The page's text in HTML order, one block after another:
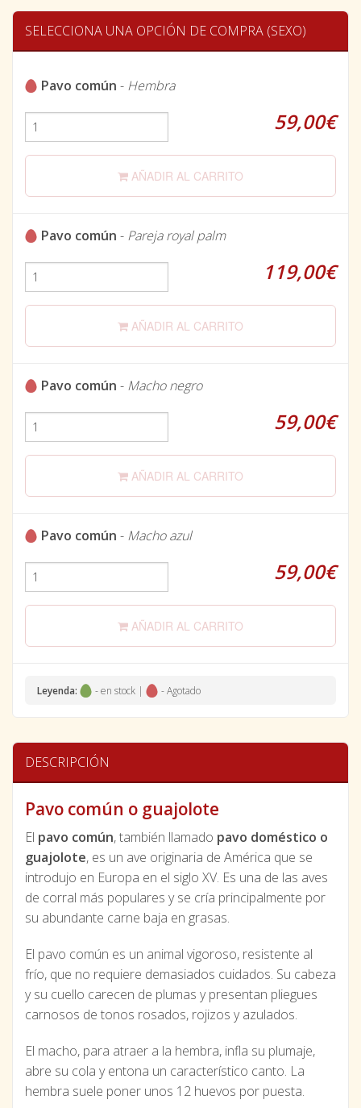
SELECCIONA UNA OPCIÓN DE COMPRA (SEXO)
Pavo común - Hembra
59,00€
AÑADIR AL CARRITO
Pavo común - Pareja royal palm
119,00€
AÑADIR AL CARRITO
Pavo común - Macho negro
59,00€
AÑADIR AL CARRITO
Pavo común - Macho azul
59,00€
AÑADIR AL CARRITO
Leyenda: - en stock | - Agotado
DESCRIPCIÓN
Pavo común o guajolote
El pavo común, también llamado pavo doméstico o
guajolote, es un ave originaria de América que se
introdujo en Europa en el siglo XV. Es una de las aves
de corral más populares y se cría principalmente por
su abundante carne baja en grasas.
El pavo común es un animal vigoroso, resistente al
frío, que no requiere demasiados cuidados. Su cabeza
y su cuello carecen de plumas y presentan pliegues
carnosos de tonos rosados, rojizos y azulados.
El macho, para atraer a la hembra, infla su plumaje,
abre su cola y entona un característico canto. La
hembra suele poner unos 12 huevos por puesta.